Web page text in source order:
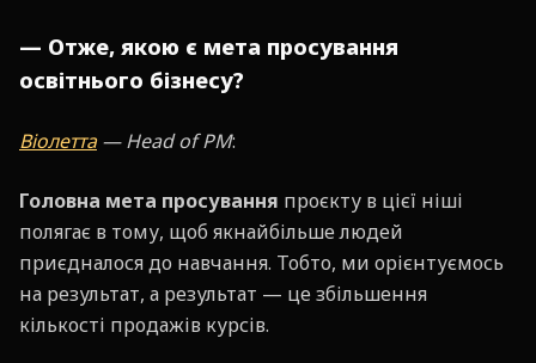
— Отже, якою є мета просування
освітнього бізнесу?
Віолетта— Head of PM:
Головна мета просування проєкту в цієї ніші
полягає в тому, щоб якнайбільше людей
приєдналося до навчання. Тобто, ми орієнтуємось
на результат, а результат — це збільшення
кількості продажів курсів.